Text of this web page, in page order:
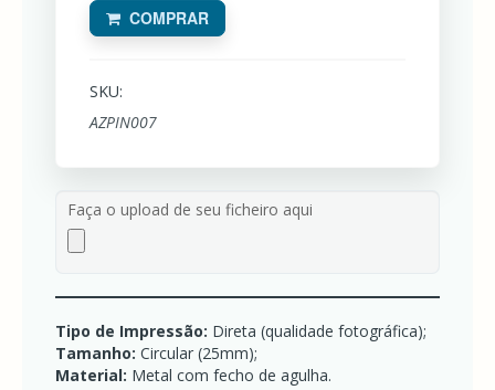
AZOREAN
SHIRTS
COMPRAR
SKU:
AZPIN007
Faça o upload de seu ficheiro aqui
Tipo de Impressão: Direta (qualidade fotográfica);
Tamanho: Circular (25mm);
Material: Metal com fecho de agulha.